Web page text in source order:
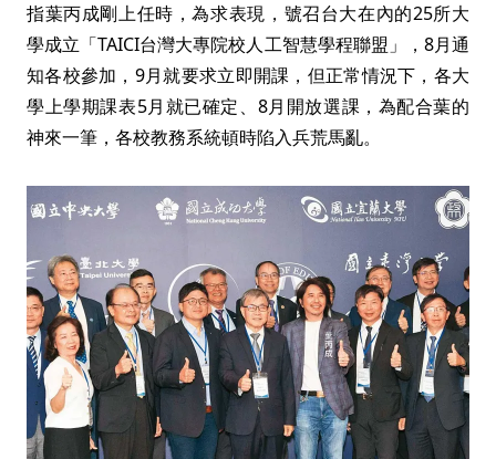
指葉丙成剛上任時，為求表現，號召台大在內的25所大
學成立「TAICI台灣大專院校人工智慧學程聯盟」，8月通
知各校參加，9月就要求立即開課，但正常情況下，各大
學上學期課表5月就已確定、8月開放選課，為配合葉的
神來一筆，各校教務系統頓時陷入兵荒馬亂。